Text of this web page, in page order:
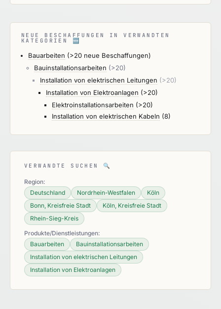
NEUE BESCHAFFUNGEN IN VERWANDTEN
KATEGORIEN 🆕
Bauarbeiten (>20 neue Beschaffungen)
Bauinstallationsarbeiten (>20)
Installation von elektrischen Leitungen (>20)
Installation von Elektroanlagen (>20)
Elektroinstallationsarbeiten (>20)
Installation von elektrischen Kabeln (8)
VERWANDTE SUCHEN 🔍
Region:
Deutschland
Nordrhein-Westfalen
Köln
Bonn, Kreisfreie Stadt
Köln, Kreisfreie Stadt
Rhein-Sieg-Kreis
Produkte/Dienstleistungen:
Bauarbeiten
Bauinstallationsarbeiten
Installation von elektrischen Leitungen
Installation von Elektroanlagen